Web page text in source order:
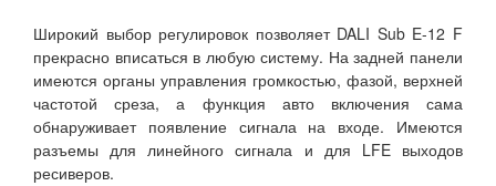
Широкий выбор регулировок позволяет DALI Sub E-12 F
прекрасно вписаться в любую систему. На задней панели
имеются органы управления громкостью, фазой, верхней
частотой среза, а функция авто включения сама
обнаруживает появление сигнала на входе. Имеются
разъемы для линейного сигнала и для LFE выходов
ресиверов.